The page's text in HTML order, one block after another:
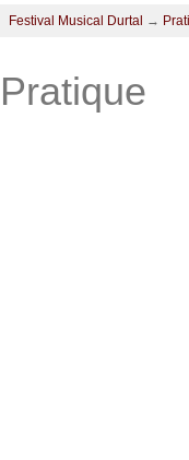
Festival Musical Durtal →
Pratique